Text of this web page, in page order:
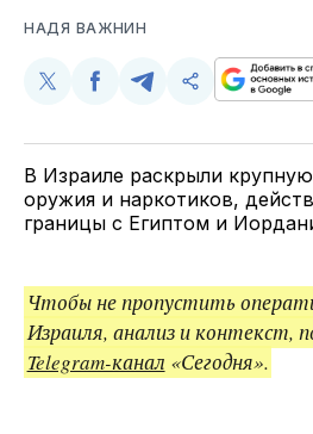
НАДЯ ВАЖНИН
Поделиться
Twitter
Поделиться
Facebook
Поделиться
Telegram
Скопируйте
поделитесь
В Израиле раскрыли
оружия и наркотиков,
границы с Египтом и
Чтобы не пропустить
Израиля, анализ и контекст,
Telegram-канал «Сегодня».